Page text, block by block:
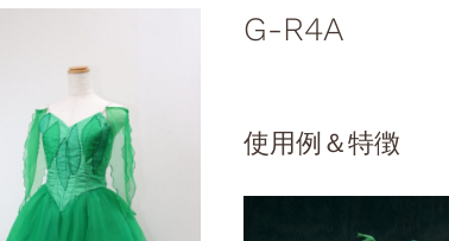
G-R4A
使用例＆特徴